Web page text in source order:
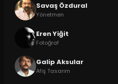
Savaş Özdural
Yönetmen
Eren Yiğit
Fotoğraf
Galip Aksular
Afiş Tasarım